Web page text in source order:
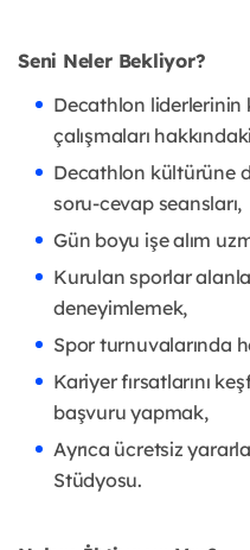
Seni Neler Bekliyor?
Decathlon liderlerinin
çalışmaları
Decathlon kültürüne
soru-cevap seansları,
Gün boyu işe alım
Kurulan sporlar
deneyimlemek,
Spor turnuvalarında
Kariyer fırsatlarını
başvuru yapmak,
Ayrıca ücretsiz
Stüdyosu.